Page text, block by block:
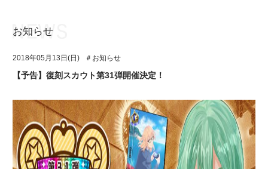
アプリゲーム
イベント・キャンペーン
ミュージック
ユニット&キャラクター
アプリゲーム
イベント・キャンペーン
お知らせ
2018年05月13日(日) ＃お知らせ
【予告】復刻スカウト第31弾開催決定！